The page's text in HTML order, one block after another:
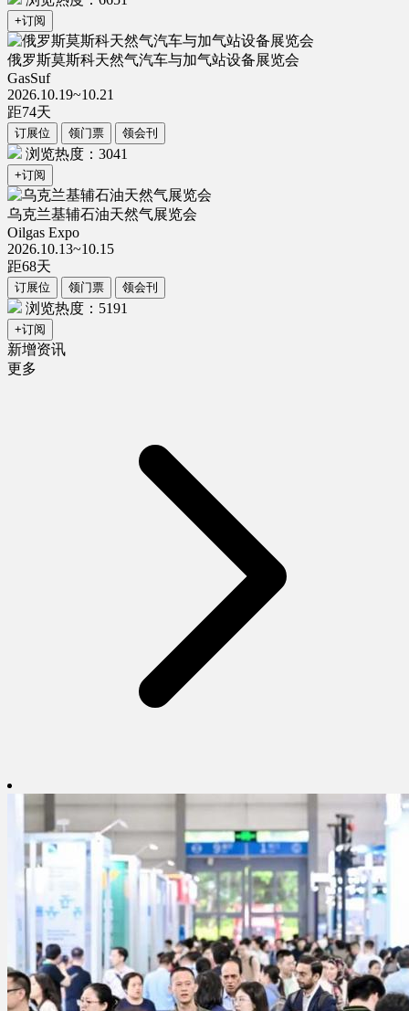
+订阅
俄罗斯莫斯科天然气汽车与加气站设备展览会
GasSuf
2026.10.19~10.21
距74天
订展位 领门票 领会刊
浏览热度：3041
+订阅
乌克兰基辅石油天然气展览会
Oilgas Expo
2026.10.13~10.15
距68天
订展位 领门票 领会刊
浏览热度：5191
+订阅
新增资讯
更多